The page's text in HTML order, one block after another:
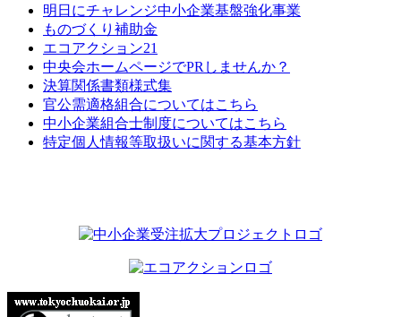
明日にチャレンジ中小企業基盤強化事業
ものづくり補助金
エコアクション21
中央会ホームページでPRしませんか？
決算関係書類様式集
官公需適格組合についてはこちら
中小企業組合士制度についてはこちら
特定個人情報等取扱いに関する基本方針